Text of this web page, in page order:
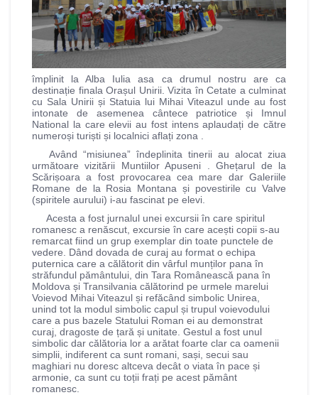
împlinit la Alba Iulia asa ca drumul nostru are ca
destinație finala Orașul Unirii. Vizita în Cetate a culminat
cu Sala Unirii și Statuia lui Mihai Viteazul unde au fost
intonate de asemenea cântece patriotice și Imnul
National la care elevii au fost intens aplaudați de către
numeroși turiști și localnici aflați zona .
Având “misiunea” îndeplinita tinerii au alocat ziua
următoare vizitării Muntiilor Apuseni . Ghețarul de la
Scărișoara a fost provocarea cea mare dar Galeriile
Romane de la Rosia Montana și povestirile cu Valve
(spiritele aurului) i-au fascinat pe elevi.
Acesta a fost jurnalul unei excursii în care spiritul
romanesc a renăscut, excursie în care acești copii s-au
remarcat fiind un grup exemplar din toate punctele de
vedere. Dând dovada de curaj au format o echipa
puternica care a călătorit din vârful munților pana în
străfundul pământului, din Tara Românească pana în
Moldova și Transilvania călătorind pe urmele marelui
Voievod Mihai Viteazul și refăcând simbolic Unirea,
unind tot la modul simbolic capul și trupul voievodului
care a pus bazele Statului Roman ei au demonstrat
curaj, dragoste de țară și unitate. Gestul a fost unul
simbolic dar călătoria lor a arătat foarte clar ca oamenii
simplii, indiferent ca sunt romani, sași, secui sau
maghiari nu doresc altceva decât o viata în pace și
armonie, ca sunt cu toții frați pe acest pământ
romanesc.